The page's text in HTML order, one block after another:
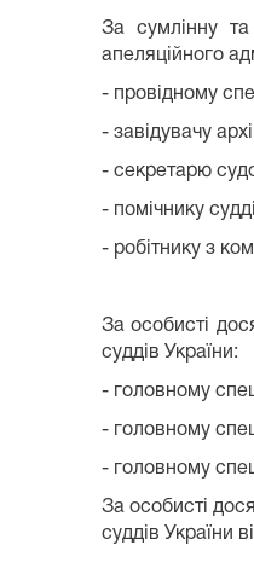
За сумлінну
апеляційного
- провідному
- завідувачу
- секретарю
- помічнику судді
- робітнику з
За особисті
суддів України:
- головному
- головному
- головному
За особисті
суддів України